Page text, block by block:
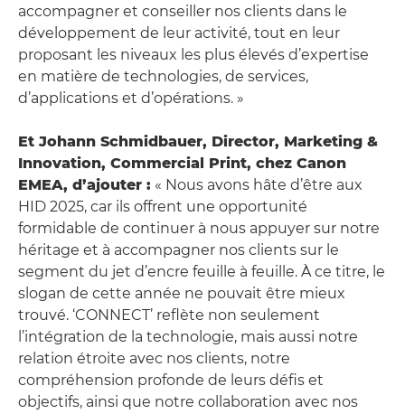
accompagner et conseiller nos clients dans le
développement de leur activité, tout en leur
proposant les niveaux les plus élevés d’expertise
en matière de technologies, de services,
d’applications et d’opérations. »
Et Johann Schmidbauer, Director, Marketing &
Innovation, Commercial Print, chez Canon
EMEA, d’ajouter : « Nous avons hâte d’être aux
HID 2025, car ils offrent une opportunité
formidable de continuer à nous appuyer sur notre
héritage et à accompagner nos clients sur le
segment du jet d’encre feuille à feuille. À ce titre, le
slogan de cette année ne pouvait être mieux
trouvé. ‘CONNECT’ reflète non seulement
l’intégration de la technologie, mais aussi notre
relation étroite avec nos clients, notre
compréhension profonde de leurs défis et
objectifs, ainsi que notre collaboration avec nos